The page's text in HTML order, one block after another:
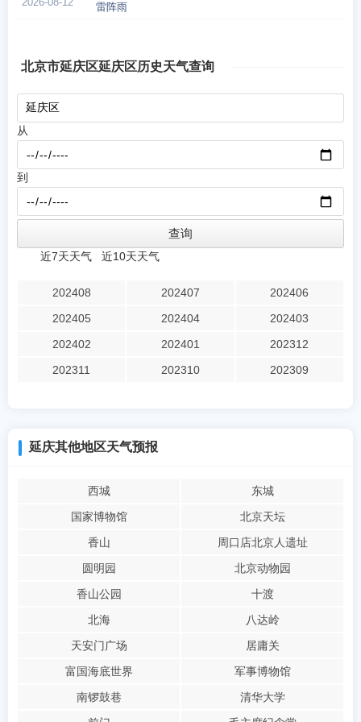
雷阵雨
北京市延庆区延庆区历史天气查询
从
到
近7天天气 近10天天气
202408 202407
202406
202405
202404
202403
202402
202401
202312
202311
202310 202309
延庆其他地区天气预报
西城
东城
国家博物馆
北京天坛
香山
周口店北京人遗址
圆明园
北京动物园
香山公园
十渡
北海
八达岭
天安门广场
居庸关
富国海底世界
军事博物馆
南锣鼓巷
清华大学